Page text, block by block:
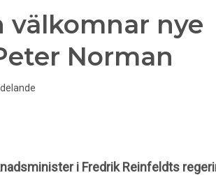
välkomnar nye
Norman
i Fredrik Reinfeldts